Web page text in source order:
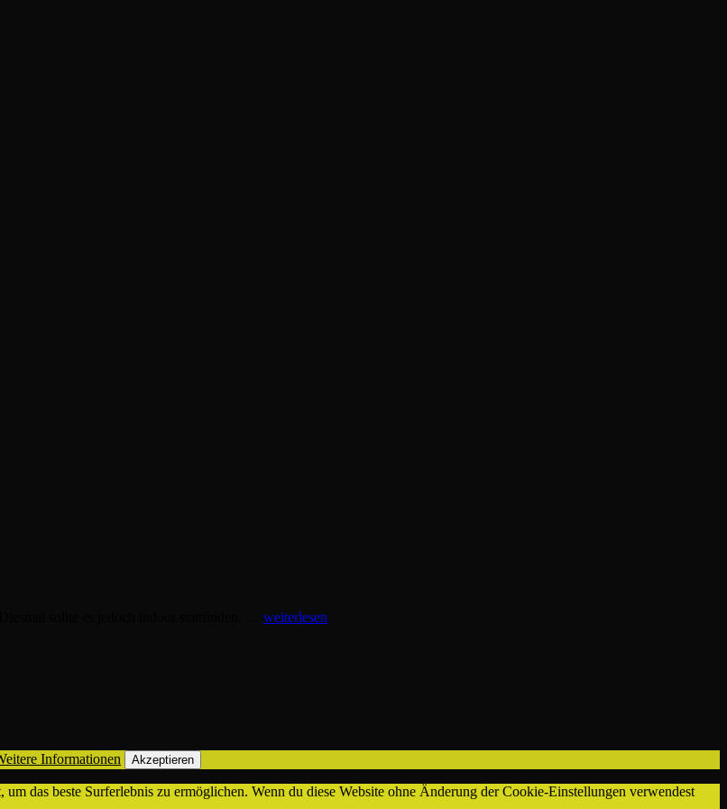
weiterlesen
Informationen Akzeptieren
das beste Surferlebnis zu ermöglichen. Wenn du diese Website ohne Änderung der Cookie-Einstellungen verwendest